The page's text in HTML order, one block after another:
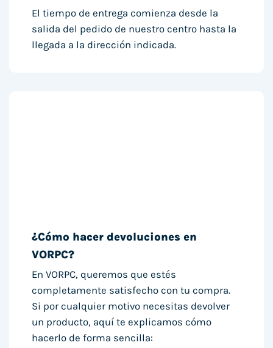
El tiempo de entrega comienza desde la
salida del pedido de nuestro centro hasta la
llegada a la dirección indicada.
¿Cómo hacer devoluciones en
VORPC?
En VORPC, queremos que estés
completamente satisfecho con tu compra.
Si por cualquier motivo necesitas devolver
un producto, aquí te explicamos cómo
hacerlo de forma sencilla: